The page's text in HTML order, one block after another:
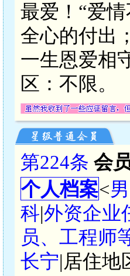
最爱！“爱
全心的付出
一生恩爱相
区：不限。
第224条 会
个人档案<男
科|外资企业
员、工程师
长宁|居住地